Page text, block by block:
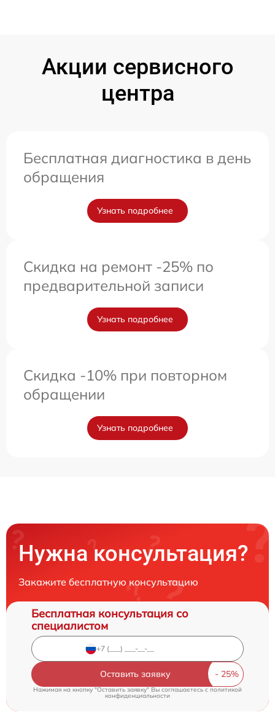
Акции сервисного
центра
Бесплатная диагностика в день
обращения
Узнать подробнее
Скидка на ремонт -25% по
предварительной записи
Узнать подробнее
Скидка -10% при повторном
обращении
Узнать подробнее
Нужна консультация?
Закажите бесплатную консультацию
Бесплатная консультация со
специалистом
Оставить заявку
Нажимая на кнопку "Оставить заявку" Вы соглашаетесь cполитикой
конфиденциальности